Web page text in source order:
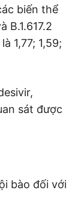
biến thể
B.1.617.2
1,77; 1,59;
sát được
bào đối với